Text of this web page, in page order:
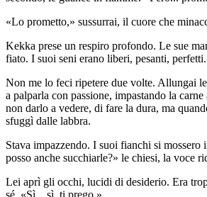
«Lo prometto,» sussurrai, il cuore che
Kekka prese un respiro profondo. Le sue
fiato. I suoi seni erano liberi, pesanti,
Non me lo feci ripetere due volte. Allungai
a palparla con passione, impastando la
non darlo a vedere, di fare la dura, ma
sfuggì dalle labbra.
Stava impazzendo. I suoi fianchi si
posso anche succhiarle?» le chiesi, la voce
Lei aprì gli occhi, lucidi di desiderio. Era